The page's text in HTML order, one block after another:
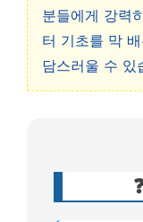
분들에게 강력
터 기초를 막
담스러울 수 있